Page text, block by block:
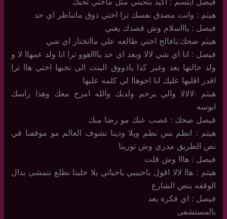
هيثم : وانت مصدق نفسك ترا اختي ذوق ماتناظر اي حد
فيصل : ياااسلام وش قصدك يعني
هيثم ضحك:يافالح اختي طالعه علي مااتختار اي شي
فيصل : انا اي شي لالا وبعد اي حد يااااهوو ترا انا ولد عمهاا لا و
ولد خالتها بعد وغير كذا ياذووق البنت الي تحبها اختي هاا ترا
اقدر اقلبها عليك انا اخوهاا لي كلمه عليها
هيثم :لالالا والي يرحم ولديك والله امزح معك وهذا راسك
ابوسه
فيصل ضحك : غصب عنك مو رضا منك
هيثم : انطم بس نطم ويلا ودينا نشوف العالم مو موقفنا في
نص الطريق مدري وش تورينا
فيصل : هااا وش قلت
هيثم : هاا لالا اقول ياحبيبي ياحياتي يلا خلينا نطلع نتمشى بدال
الوقفه بنص الشارع
فيصل : اي فكرة بعد
بالمستشفى